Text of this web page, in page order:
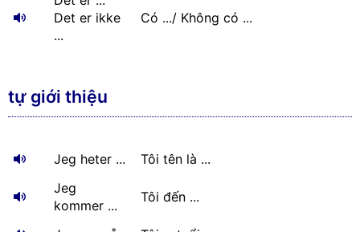
Det er ikke
...
Có .../ Không có ...
tự giới thiệu
Jeg heter ...
Tôi tên là ...
Jeg
kommer ...
Tôi đến ...